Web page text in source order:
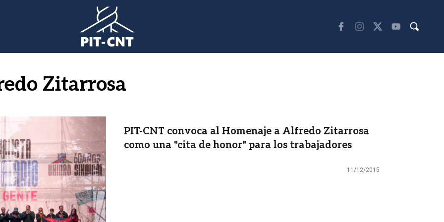
Zitarrosa
PIT-CNT convoca al Homenaje a Alfredo Zitarrosa
como una "cita de honor" para los trabajadores
11/12/2015